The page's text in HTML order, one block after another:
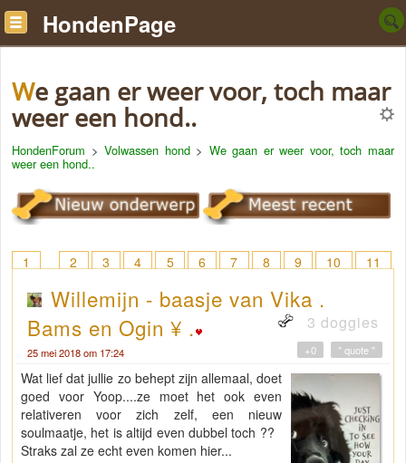
HondenPage
We gaan er weer voor, toch maar
weer een hond..
HondenForum >Volwassen hond> We gaan er weer voor, toch maar
weer een hond..
1 2 3 4 5 6 7 8 9 10
11
Willemijn - baasje van Vika .
Bams en Ogin ¥ .
3 doggies
25 mei 2018 om 17:24 " quote "
+0
Wat lief dat jullie zo behept zijn allemaal, doet
goed voor Yoop....ze moet het ook even
relativeren voor zich zelf, een nieuw
soulmaatje, het is altijd even dubbel toch ??
Straks zal ze echt even komen hier...